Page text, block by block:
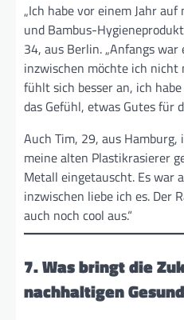
„Ich habe vor einem Jahr
und Bambus-
34, aus Berlin. „Anfangs
inzwischen möchte ich
fühlt sich besser an, ich
das Gefühl, etwas Gutes für
Auch Tim, 29, aus Hamburg,
meine alten Plastikrasierer
Metall eingetauscht. Es war
inzwischen liebe ich es. Der
auch noch cool aus.“
7. Was bringt die
nachhaltigen